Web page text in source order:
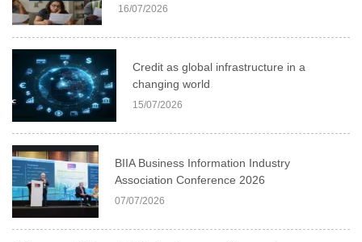
16/07/2026
Credit as global infrastructure in a
changing world
15/07/2026
BIIA Business Information Industry
Association Conference 2026
07/07/2026